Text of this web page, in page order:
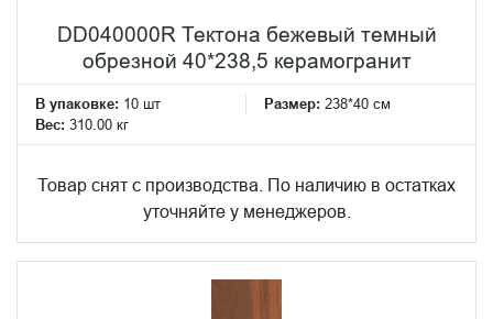
DD040000R Тектона бежевый темный
обрезной 40*238,5 керамогранит
В упаковке: 10 шт Размер: 238*40 см
Вес: 310.00 кг
Товар снят с производства. По наличию в остатках
уточняйте у менеджеров.